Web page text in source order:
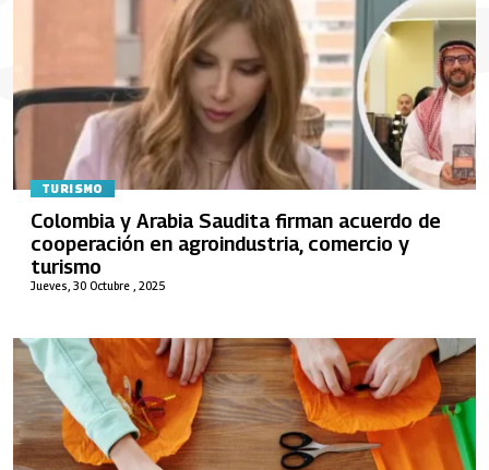
TURISMO
Jueves, 30 Octubre , 2025
Colombia y Arabia Saudita firman acuerdo de
cooperación en agroindustria, comercio y
turismo